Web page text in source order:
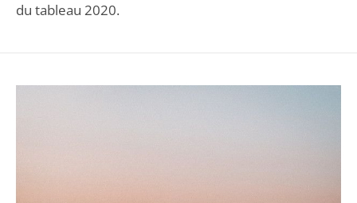
du tableau 2020.